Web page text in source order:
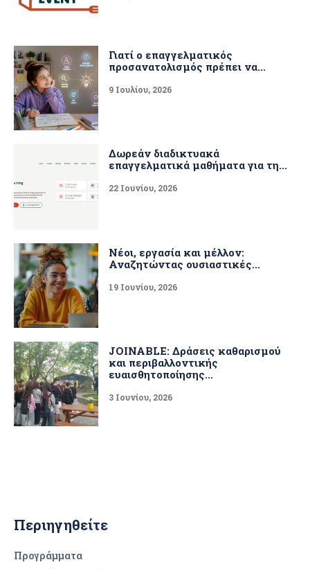
Γιατί ο επαγγελματικός
προσανατολισμός πρέπει να...
9 Ιουλίου, 2026
Δωρεάν διαδικτυακά
επαγγελματικά μαθήματα για τη...
22 Ιουνίου, 2026
Νέοι, εργασία και μέλλον:
Αναζητώντας ουσιαστικές...
19 Ιουνίου, 2026
JOINABLE: Δράσεις καθαρισμού
και περιβαλλοντικής
ευαισθητοποίησης...
3 Ιουνίου, 2026
Περιηγηθείτε
Προγράμματα